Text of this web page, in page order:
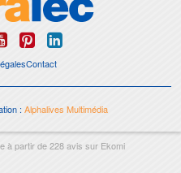
Contact
:Alphalives Multimédia
à partir de228avis sur Ekomi